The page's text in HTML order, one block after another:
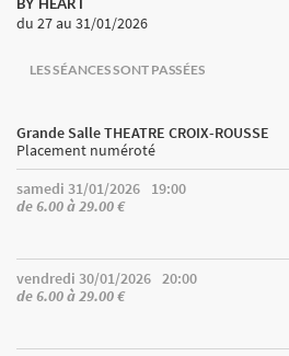
du 27au 31/01/2026
LES SÉANCES SONT PASSÉES
Grande Salle THEATRE CROIX-ROUSSE
Placement numéroté
samedi 31/01/2026
19:00
de 6.00 à 29.00 €
vendredi 30/01/2026 20:00
de 6.00 à 29.00 €